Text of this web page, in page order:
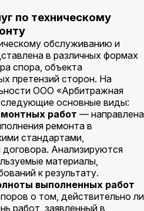
по техническому
обслуживанию и
в различных формах
спора, объекта
претензий сторон. На
ООО «Арбитражная
основные виды:
работ — направлена
ремонта в
стандартами,
Анализируются
материалы,
к результату.
выполненных работ
о том, действительно ли
работ, заявленный в